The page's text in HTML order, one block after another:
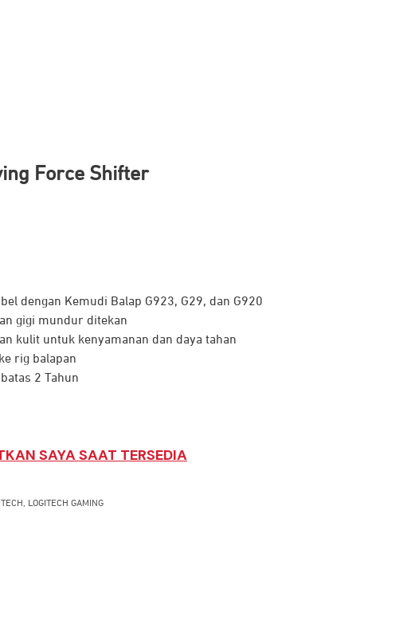
Force Shifter
dengan Kemudi Balap G923, G29, dan G920
gigi mundur ditekan
kulit untuk kenyamanan dan daya tahan
kerig balapan
2 Tahun
SAYA SAAT TERSEDIA
, LOGITECH GAMING